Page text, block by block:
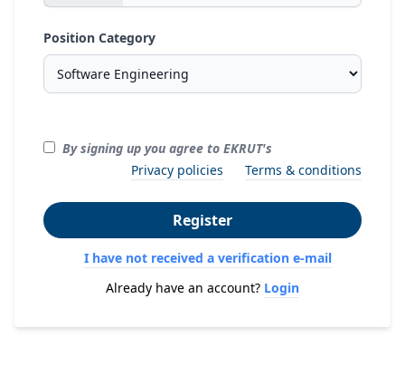
Position Category
By signing up you agree to EKRUT's
Privacy policies
Terms & conditions
Register
I have not received a verification e-mail
Already have an account? Login